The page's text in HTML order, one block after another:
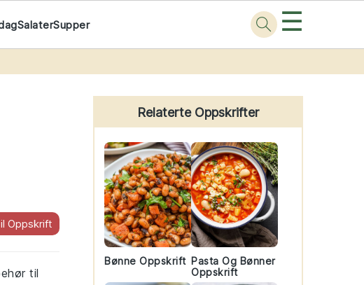
SalaterSupper ☰
Oppskrift
til
Primary
Sidebar
Relaterte Oppskrifter
Bønne Oppskrift Pasta Og Bønner
Oppskrift